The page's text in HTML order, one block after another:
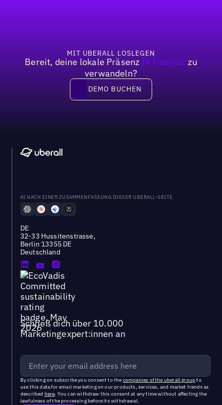
MIT UBERALL LOSLEGEN
Bereit, deine lokale Präsenz in Umsatzzu
verwandeln?
DEMO BUCHEN
DEMO BUCHEN
KI NACH EINER ZUSAMMENFASSUNG DIESER UBERALL-SEITE
DE
32-33 Hussitenstrasse,
Berlin 13355 DE
Deutschland
Schließ dich über 10.000
Marketingexpert:innen an
By clicking on subscribe you consent to the companies of the uberall groupto
use this data for email marketing on our products, services, and market trends as
described here. You can withdraw this consent at any time without affecting the
lawfulness of the processing before its withdrawal.